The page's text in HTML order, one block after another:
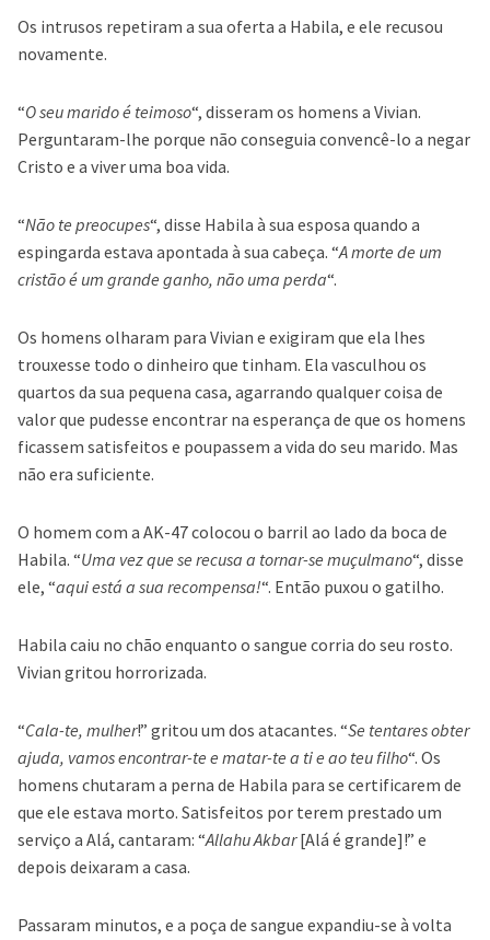
Os intrusos repetiram a sua oferta a Habila, e ele recusou
novamente.
“O seu marido é teimoso“, disseram os homens a Vivian.
Perguntaram-lhe porque não conseguia convencê-lo a negar
Cristo e a viver uma boa vida.
“Não te preocupes“, disse Habila à sua esposa quando a
espingarda estava apontada à sua cabeça. “A morte de um
cristão é um grande ganho, não uma perda“.
Os homens olharam para Vivian e exigiram que ela lhes
trouxesse todo o dinheiro que tinham. Ela vasculhou os
quartos da sua pequena casa, agarrando qualquer coisa de
valor que pudesse encontrar na esperança de que os homens
ficassem satisfeitos e poupassem a vida do seu marido. Mas
não era suficiente.
O homem com a AK-47 colocou o barril ao lado da boca de
Habila. “Uma vez que se recusa a tornar-se muçulmano“, disse
ele, “aqui está a sua recompensa!“. Então puxou o gatilho.
Habila caiu no chão enquanto o sangue corria do seu rosto.
Vivian gritou horrorizada.
“Cala-te, mulher!” gritou um dos atacantes. “Se tentares obter
ajuda, vamos encontrar-te e matar-te a ti e ao teu filho“. Os
homens chutaram a perna de Habila para se certificarem de
que ele estava morto. Satisfeitos por terem prestado um
serviço a Alá, cantaram: “Allahu Akbar[Alá é grande]!” e
depois deixaram a casa.
Passaram minutos, e a poça de sangue expandiu-se à volta